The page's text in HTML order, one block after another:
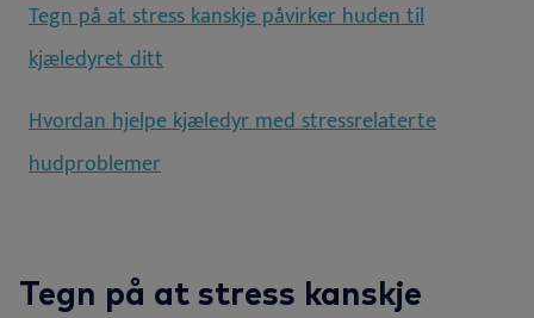
Tegn på at stress kanskje påvirker huden til
kjæledyret ditt
Hvordan hjelpe kjæledyr med stressrelaterte
hudproblemer
Tegn på at stress kanskje